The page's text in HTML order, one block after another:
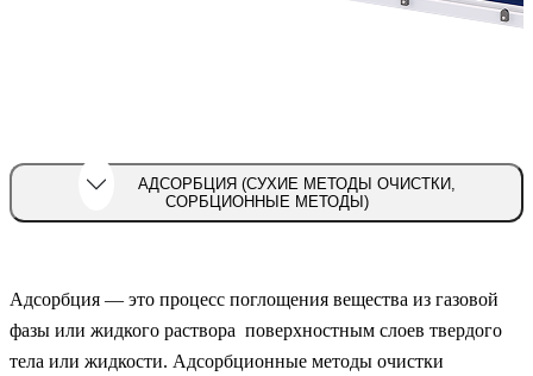
СОРБЦИОННЫЕ МЕТОДЫ)
Адсорбция — это процесс поглощения вещества из газовой
фазы или жидкого раствора поверхностным слоев твердого
тела или жидкости. Адсорбционные методы очистки